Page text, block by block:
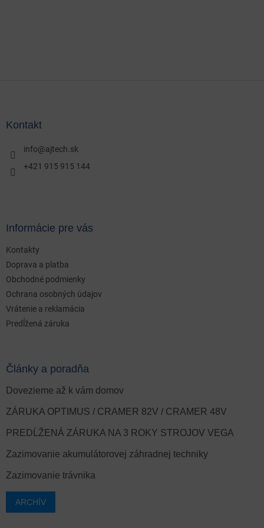
Kontakt
info@ajtech.sk
+421 915 915 144
Informácie pre vás
Kontakty
Doprava a platba
Obchodné podmienky
Ochrana osobných údajov
Vrátenie a reklamácia
Predĺžená záruka
Články a poradňa
Dovezieme až k vám domov
ZÁRUKA OPTIMUS / CRAMER 82V / CRAMER 48V
PREDĹŽENÁ ZÁRUKA NA 3 ROKY STROJOV VEGA
Zazimovanie akumulátorovej záhradnej techniky
Zazimovanie trávnika
ARCHÍV